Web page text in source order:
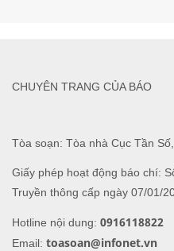
Tòa soạn: Tòa nhà Cục Tần
Giấy phép hoạt động báo chí:
Truyền thông cấp ngày 07/01/
Hotline nội dung: 0916118822
Email: toasoan@infonet.vn
CHUYÊN TRANG CỦA BÁO